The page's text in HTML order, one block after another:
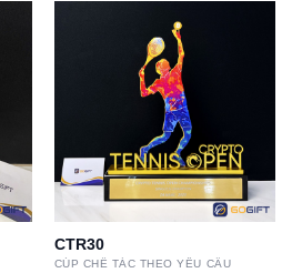
CTR30
CÚP CHẾ TÁC THEO YÊU CẦU